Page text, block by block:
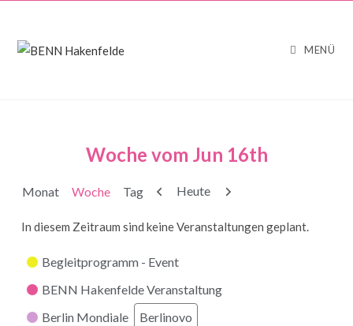
MENÜ
Woche vom Jun 16th
Monat Woche Tag Zurück
Heute Weiter
In diesem Zeitraum sind keine Veranstaltungen geplant.
Kategorien
Begleitprogramm - Event
BENN Hakenfelde Veranstaltung
Berlin Mondiale
Berlinovo